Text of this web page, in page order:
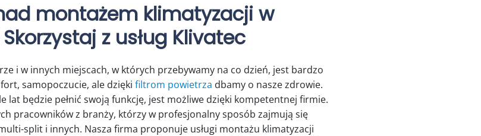
montażem klimatyzacji w
z usług Klivatec
i w innych miejscach, w których przebywamy na co dzień, jest bardzo
samopoczucie, ale dzięki filtrom powietrza dbamy o nasze zdrowie.
lat będzie pełnić swoją funkcję, jest możliwe dzięki kompetentnej firmie.
pracowników z branży, którzy w profesjonalny sposób zajmują się
split i innych. Nasza firma proponuje usługi montażu klimatyzacji